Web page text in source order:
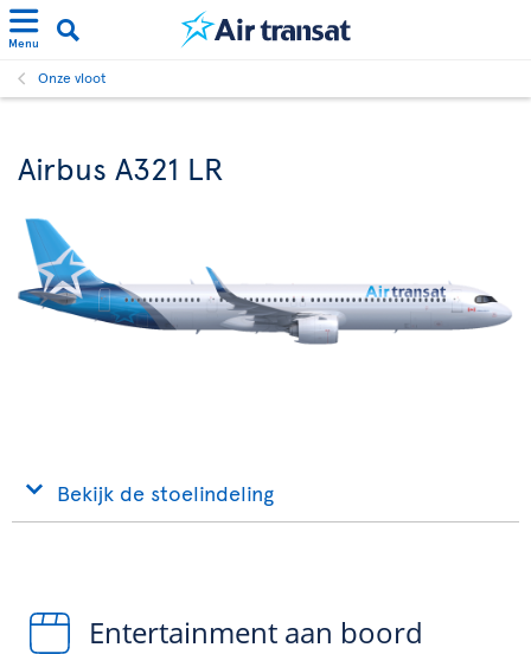
Menu
Onze vloot
Airbus A321 LR
Bekijk de stoelindeling
Entertainment aan boord